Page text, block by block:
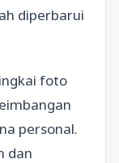
diperbarui
foto
personal.
dan